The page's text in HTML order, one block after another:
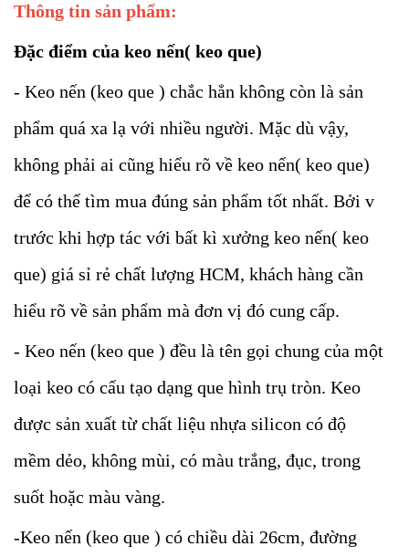
Thông tin sản phẩm:
Đặc điểm của keo nến( keo que)
- Keo nến (keo que ) chắc hẳn không còn là sản
phẩm quá xa lạ với nhiều người. Mặc dù vậy,
không phải ai cũng hiểu rõ về keo nến( keo que)
để có thể tìm mua đúng sản phẩm tốt nhất. Bởi v
trước khi hợp tác với bất kì xưởng keo nến( keo
que) giá sỉ rẻ chất lượng HCM, khách hàng cần
hiểu rõ về sản phẩm mà đơn vị đó cung cấp.
- Keo nến (keo que ) đều là tên gọi chung của một
loại keo có cấu tạo dạng que hình trụ tròn. Keo
được sản xuất từ chất liệu nhựa silicon có độ
mềm dẻo, không mùi, có màu trắng, đục, trong
suốt hoặc màu vàng.
-Keo nến (keo que ) có chiều dài 26cm, đường